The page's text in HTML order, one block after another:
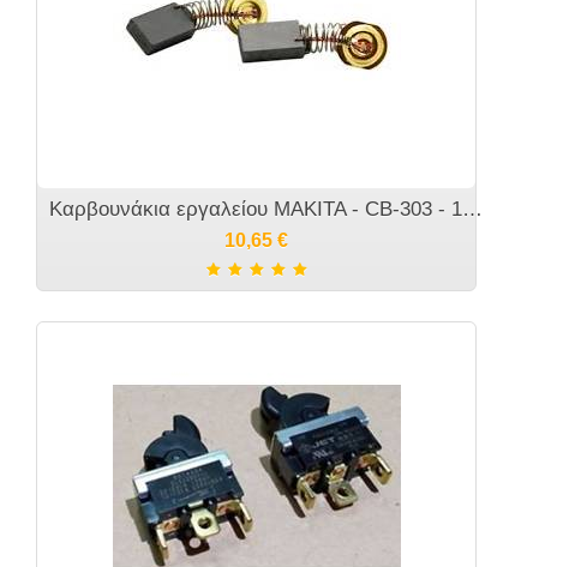
Καρβουνάκια εργαλείου MAKITA - CB-303 - 191963-2
10,65 €